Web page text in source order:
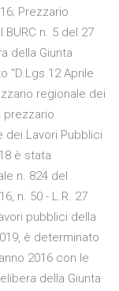
Prezzario
n. 5 del 27
della Giunta
"D.Lgs 12 Aprile
regionale dei
prezzario
dei Lavori Pubblici
è stata
n. 824 del
n. 50 - L.R. 27
pubblici della
è determinato
2016 con le
della Giunta